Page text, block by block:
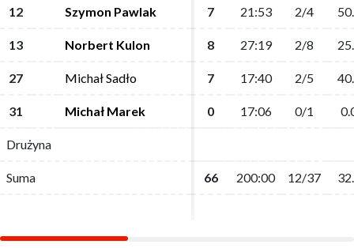
12 Szymon Pawlak 7 21:53 2/4
13 Norbert Kulon 8 27:19 2/8
27 Michał Sadło 7 17:40 2/5
31 Michał Marek 0 17:06 0/1
Drużyna
Suma 66 200:00 12/37
12 Szymon Pawlak 7 21:53 2/4
13 Norbert Kulon 8 27:19 2/8
27 Michał Sadło 7 17:40 2/5
31 Michał Marek 0 17:06 0/1
Drużyna
Suma 66 200:00 12/37